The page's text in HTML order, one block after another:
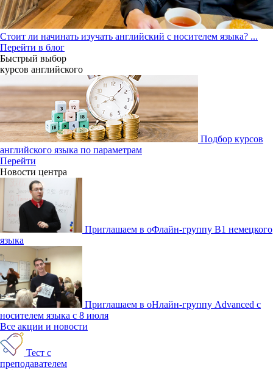
Стоит ли начинать изучать английский с носителем языка? ...
Перейти в блог
Быстрый выбор
курсов английcкого
Подбор курсов
английского языка по параметрам
Перейти
Новости центра
Приглашаем в оФлайн-группу В1 немецкого
языка
Приглашаем в оНлайн-группу Advanced с
носителем языка с 8 июля
Все акции и новости
Тест с
преподавателем